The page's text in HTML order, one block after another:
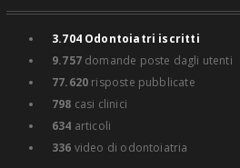
3.704Odontoiatri iscritti
9.757domande poste dagli utenti
77.620 risposte pubblicate
798 casi clinici
634 articoli
336 video di odontoiatria